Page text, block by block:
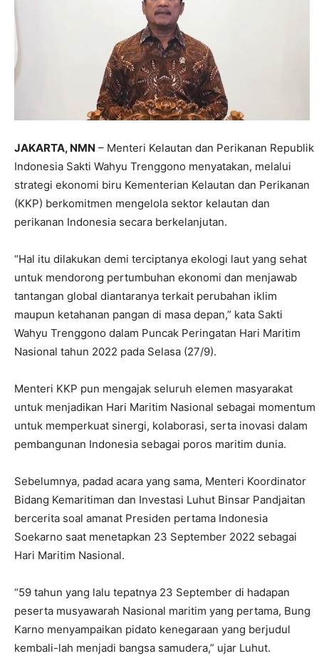
JAKARTA, NMN – Menteri Kelautan dan Perikanan Republik
Indonesia Sakti Wahyu Trenggono menyatakan, melalui
strategi ekonomi biru Kementerian Kelautan dan Perikanan
(KKP) berkomitmen mengelola sektor kelautan dan
perikanan Indonesia secara berkelanjutan.
“Hal itu dilakukan demi terciptanya ekologi laut yang sehat
untuk mendorong pertumbuhan ekonomi dan menjawab
tantangan global diantaranya terkait perubahan iklim
maupun ketahanan pangan di masa depan,” kata Sakti
Wahyu Trenggono dalam Puncak Peringatan Hari Maritim
Nasional tahun 2022 pada Selasa (27/9).
Menteri KKP pun mengajak seluruh elemen masyarakat
untuk menjadikan Hari Maritim Nasional sebagai momentum
untuk memperkuat sinergi, kolaborasi, serta inovasi dalam
pembangunan Indonesia sebagai poros maritim dunia.
Sebelumnya, padad acara yang sama, Menteri Koordinator
Bidang Kemaritiman dan Investasi Luhut Binsar Pandjaitan
bercerita soal amanat Presiden pertama Indonesia
Soekarno saat menetapkan 23 September 2022 sebagai
Hari Maritim Nasional.
“59 tahun yang lalu tepatnya 23 September di hadapan
peserta musyawarah Nasional maritim yang pertama, Bung
Karno menyampaikan pidato kenegaraan yang berjudul
kembali-lah menjadi bangsa samudera,” ujar Luhut.